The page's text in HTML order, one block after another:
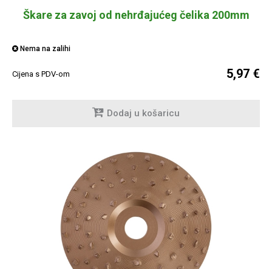
Škare za zavoj od nehrđajućeg čelika 200mm
Nema na zalihi
Cijena s PDV-om 5,97 €
Dodaj u košaricu